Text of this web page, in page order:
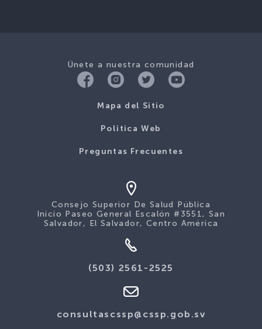
Únete a nuestra comunidad
Mapa del Sitio
Politica Web
Preguntas Frecuentes
Consejo Superior De Salud Pública
Inicio Paseo General Escalón #3551, San
Salvador, El Salvador, Centro América
(503) 2561-2525
consultascssp@cssp.gob.sv